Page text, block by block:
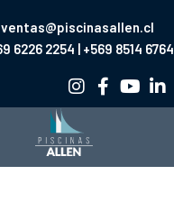
ventas@piscinasallen.cl
6226 2254 | +569 8514 6764